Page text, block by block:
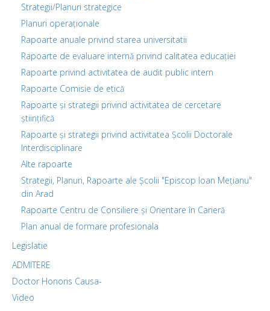
Strategii/Planuri strategice
Planuri operaționale
Rapoarte anuale privind starea universitatii
Rapoarte de evaluare internă privind calitatea educației
Rapoarte privind activitatea de audit public intern
Rapoarte Comisie de etică
Rapoarte și strategii privind activitatea de cercetare
științifică
Rapoarte și strategii privind activitatea Școlii Doctorale
Interdisciplinare
Alte rapoarte
Strategii, Planuri, Rapoarte ale Școlii "Episcop Ioan Mețianu"
din Arad
Rapoarte Centru de Consiliere și Orientare în Carieră
Plan anual de formare profesionala
Legislatie
ADMITERE
Doctor Honoris Causa-
Video